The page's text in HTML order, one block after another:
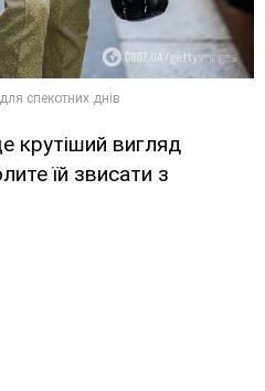
крутіший вигляд
їй звисати з